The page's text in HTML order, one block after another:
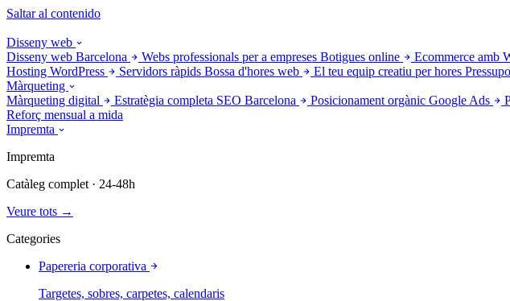
Saltar al contenido
Disseny web
Disseny web Barcelona
Webs professionals per a empreses Botigues online Ecommerce amb
Hosting WordPress
Servidors ràpids Bossa d'hores web El teu equip creatiu per hores
Màrqueting
Màrqueting digital
Estratègia completa SEO Barcelona Posicionament orgànic Google Ads
Reforç mensual a mida
Impremta
Impremta
Catàleg complet · 24-48h
Veure tots →
Categories
Papereria corporativa
Targetes, sobres, carpetes, calendaris